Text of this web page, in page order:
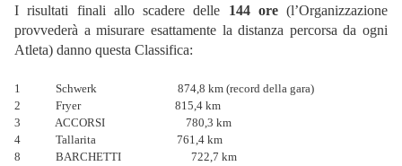
I risultati finali allo scadere delle 144 ore(l’Organizzazione
provvederà a misurare esattamente la distanza percorsa da ogni
Atleta) danno questa Classifica:
1 Schwerk 874,8 km (record della gara)
2 Fryer 815,4 km
3 ACCORSI 780,3 km
4 Tallarita 761,4 km
8 BARCHETTI 722,7 km